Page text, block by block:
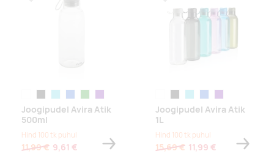
Joogipudel Avira Atik
500ml
Hind 100 tk puhul
11,99 € 9,61 €
Joogipudel Avira Atik
1L
Hind 100 tk puhul
15,69 € 11,99 €